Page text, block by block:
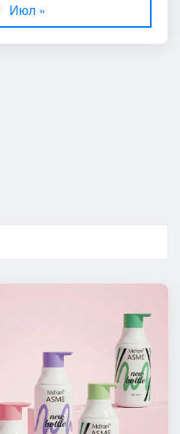
Июл »